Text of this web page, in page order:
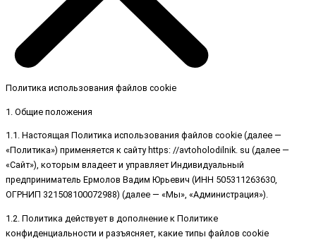
Политика использования файлов cookie
1. Общие положения
1.1. Настоящая Политика использования файлов cookie (далее —
«Политика») применяется к сайту https: //avtoholodilnik. su (далее —
«Сайт»), которым владеет и управляет Индивидуальный
предприниматель Ермолов Вадим Юрьевич (ИНН 505311263630,
ОГРНИП 321508100072988) (далее — «Мы», «Администрация»).
1.2. Политика действует в дополнение к Политике
конфиденциальности и разъясняет, какие типы файлов cookie